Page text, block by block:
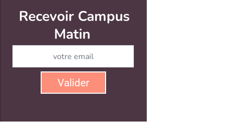
Recevoir Campus
Matin
Valider